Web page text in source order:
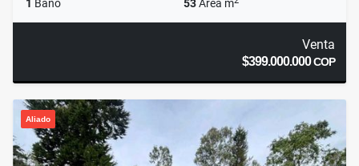
1 Baño 53Área m
Venta
$399.000.000COP
Aliado